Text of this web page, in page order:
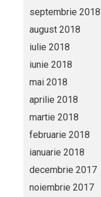
septembrie 2018
august 2018
iulie 2018
iunie 2018
mai 2018
aprilie 2018
martie 2018
februarie 2018
ianuarie 2018
decembrie 2017
noiembrie 2017